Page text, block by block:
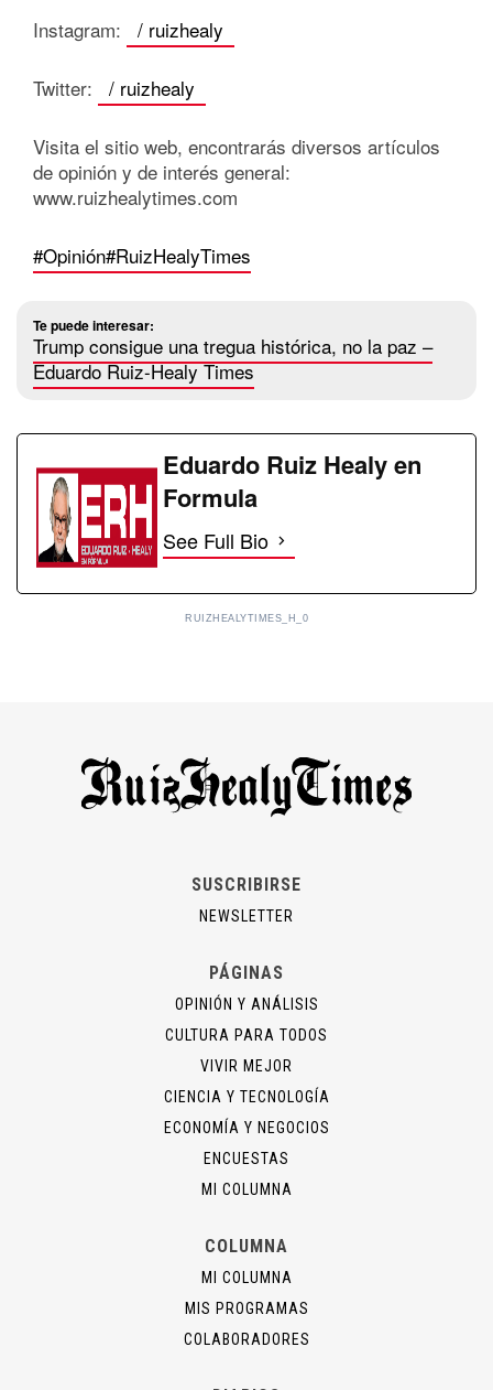
Instagram: / ruizhealy
Twitter: / ruizhealy
Visita el sitio web, encontrarás diversos artículos
de opinión y de interés general:
www.ruizhealytimes.com
#Opinión#RuizHealyTimes
Te puede interesar:
Trump consigue una tregua histórica, no la paz –
Eduardo Ruiz-Healy Times
Eduardo Ruiz Healy en
Formula
See Full Bio
RUIZHEALYTIMES_H_0
SUSCRIBIRSE
NEWSLETTER
PÁGINAS
OPINIÓN Y ANÁLISIS
CULTURA PARA TODOS
VIVIR MEJOR
CIENCIA Y TECNOLOGÍA
ECONOMÍA Y NEGOCIOS
ENCUESTAS
MI COLUMNA
COLUMNA
MI COLUMNA
MIS PROGRAMAS
COLABORADORES